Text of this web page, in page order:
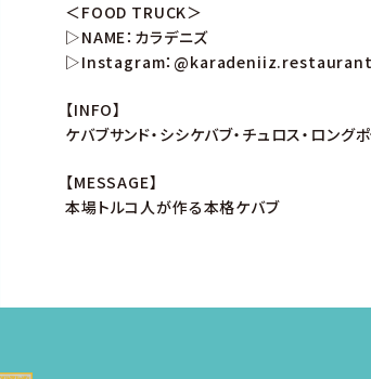
＜FOOD TRUCK＞
▷NAME：カラデニズ
▷Instagram：@karadeniiz.restaurant
【INFO】
ケバブサンド・シシケバブ・チュロス・ロング
【MESSAGE】
本場トルコ人が作る本格ケバブ